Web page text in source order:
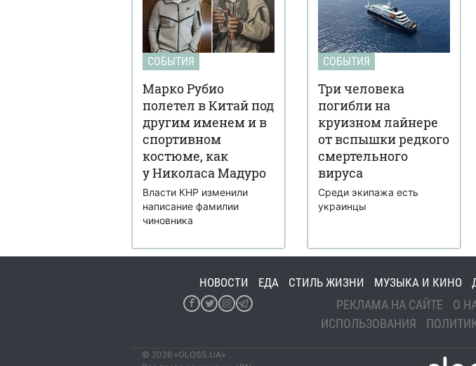
СОБЫТИЯ
Марко Рубио
полетел в Китай под
другим именем и в
спортивном
костюме, как
у Николаса Мадуро
Власти КНР изменили
написание фамилии
чиновника
СОБЫТИЯ
Три человека
погибли на
круизном лайнере
от вспышки редкого
смертельного
вируса
Среди экипажа есть
украинцы
НОВОСТИ ЕДА СТИЛЬ ЖИЗНИ МУЗЫКА И КИНО
РЕКЛАМА НА САЙТЕ О
ИСПОЛЬЗОВАНИЯ
© 2026 «GLOSS.UA»